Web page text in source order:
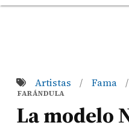
Artistas / Fama /
FARÁNDULA
La modelo